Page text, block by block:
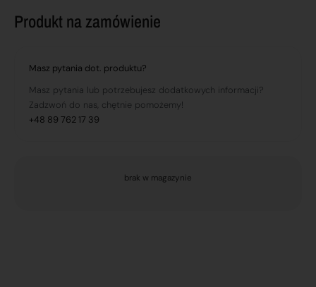
Produkt na zamówienie
Masz pytania dot. produktu?
Masz pytania lub potrzebujesz dodatkowych informacji?
Zadzwoń do nas, chętnie pomożemy!
+48 89 762 17 39
brak w magazynie